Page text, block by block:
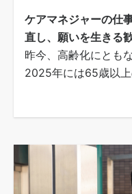
ケアマネジャーの仕
直し、願いを生きる
昨今、高齢化にとも
2025年には65歳以